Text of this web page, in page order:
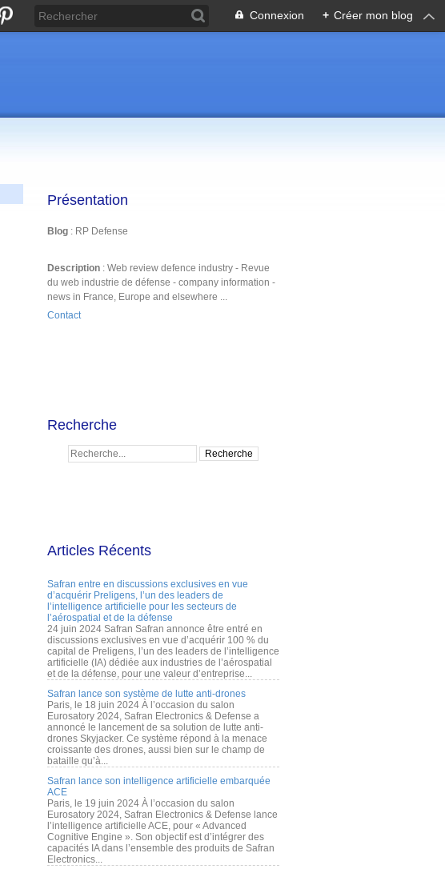
Connexion + Créer mon blog
Présentation
Blog : RP Defense
Description : Web review defence industry - Revue
du web industrie de défense - company information -
news in France, Europe and elsewhere ...
Contact
Recherche
Articles Récents
Safran entre en discussions exclusives en vue
d’acquérir Preligens, l’un des leaders de
l’intelligence artificielle pour les secteurs de
l’aérospatial et de la défense
24 juin 2024 Safran Safran annonce être entré en
discussions exclusives en vue d’acquérir 100 % du
capital de Preligens, l’un des leaders de l’intelligence
artificielle (IA) dédiée aux industries de l’aérospatial
et de la défense, pour une valeur d’entreprise...
Safran lance son système de lutte anti-drones
Paris, le 18 juin 2024 À l’occasion du salon
Eurosatory 2024, Safran Electronics & Defense a
annoncé le lancement de sa solution de lutte anti-
drones Skyjacker. Ce système répond à la menace
croissante des drones, aussi bien sur le champ de
bataille qu’à...
Safran lance son intelligence artificielle embarquée
ACE
Paris, le 19 juin 2024 À l’occasion du salon
Eurosatory 2024, Safran Electronics & Defense lance
l’intelligence artificielle ACE, pour « Advanced
Cognitive Engine ». Son objectif est d’intégrer des
capacités IA dans l’ensemble des produits de Safran
Electronics...